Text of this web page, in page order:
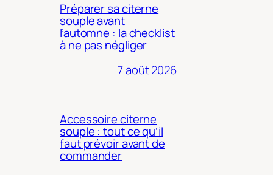
Préparer sa citerne
souple avant
l’automne : la checklist
à ne pas négliger
7 août 2026
Accessoire citerne
souple : tout ce qu’il
faut prévoir avant de
commander